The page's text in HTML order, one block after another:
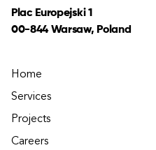
Plac Europejski 1
00-844 Warsaw, Poland
Home
Services
Projects
Careers